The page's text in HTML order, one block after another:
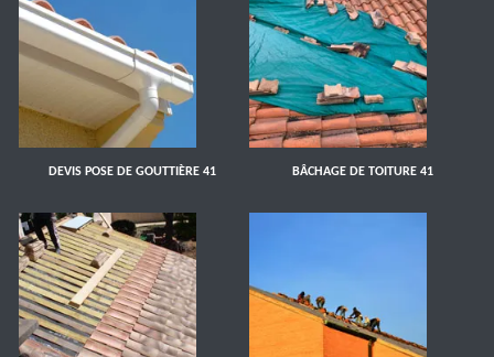
DEVIS POSE DE GOUTTIÈRE 41 BÂCHAGE DE TOITURE 41